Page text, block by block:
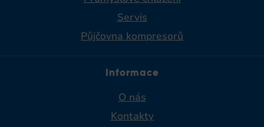
Servis
Půjčovna kompresorů
Informace
O nás
Kontakty